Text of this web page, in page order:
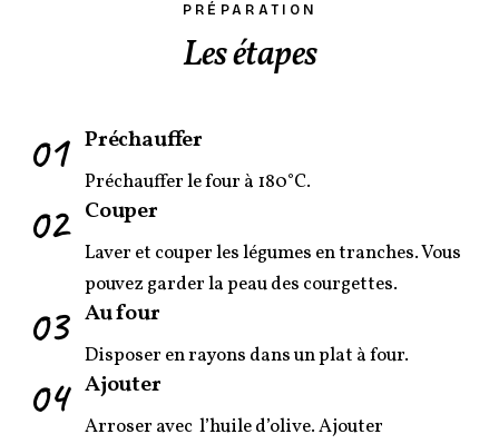
PRÉPARATION
Les étapes
01 Préchauffer
Préchauffer le four à 180°C.
02 Couper
Laver et couper les légumes en tranches. Vous
pouvez garder la peau des courgettes.
03 Au four
Disposer en rayons dans un plat à four.
04 Ajouter
Arroser avec l’huile d’olive. Ajouter